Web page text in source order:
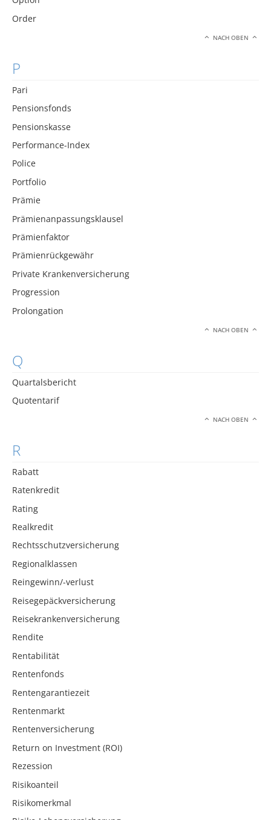
Order
NACH OBEN
P
Pari
Pensionsfonds
Pensionskasse
Performance-Index
Police
Portfolio
Prämie
Prämienanpassungsklausel
Prämienfaktor
Prämienrückgewähr
Private Krankenversicherung
Progression
Prolongation
NACH OBEN
Q
Quartalsbericht
Quotentarif
NACH OBEN
R
Rabatt
Ratenkredit
Rating
Realkredit
Rechtsschutzversicherung
Regionalklassen
Reingewinn/-verlust
Reisegepäckversicherung
Reisekrankenversicherung
Rendite
Rentabilität
Rentenfonds
Rentengarantiezeit
Rentenmarkt
Rentenversicherung
Return on Investment (ROI)
Rezession
Risikoanteil
Risikomerkmal